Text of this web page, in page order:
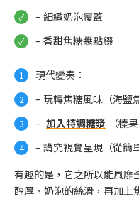
– 細緻奶泡覆蓋
– 香甜焦糖醬點綴
現代變奏：
– 玩轉焦糖風味（海鹽
– 加入特調糖漿
（榛
– 講究視覺呈現（從簡
有趣的是，它之所以能風
醇厚、奶泡的絲滑，再加上